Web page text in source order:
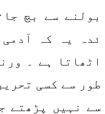
بولنے سے بچ
ئدہ یہ کہ
اٹھاتا ہے ۔
طور سے کسی
سے نہیں پڑھتے